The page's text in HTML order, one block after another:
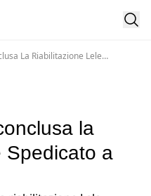
La Riabilitazione Lele
la
Spedicato a